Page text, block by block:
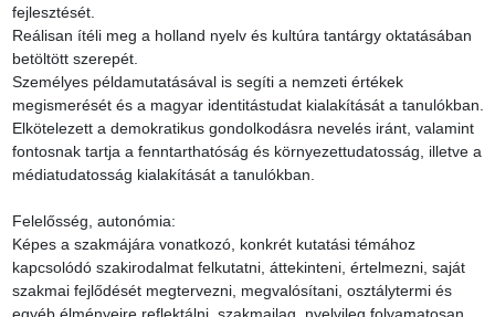
fejlesztését.
Reálisan ítéli meg a holland nyelv és kultúra tantárgy oktatásában
betöltött szerepét.
Személyes példamutatásával is segíti a nemzeti értékek
megismerését és a magyar identitástudat kialakítását a tanulókban.
Elkötelezett a demokratikus gondolkodásra nevelés iránt, valamint
fontosnak tartja a fenntarthatóság és környezettudatosság, illetve a
médiatudatosság kialakítását a tanulókban.
Felelősség, autonómia:
Képes a szakmájára vonatkozó, konkrét kutatási témához
kapcsolódó szakirodalmat felkutatni, áttekinteni, értelmezni, saját
szakmai fejlődését megtervezni, megvalósítani, osztálytermi és